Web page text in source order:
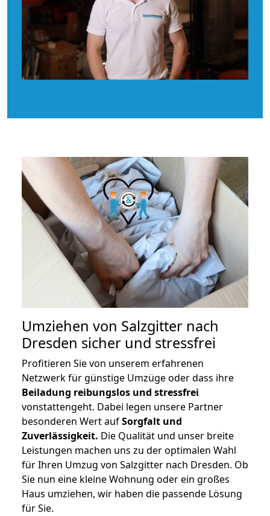
Umziehen von Salzgitter nach
Dresden sicher und stressfrei
Profitieren Sie von unserem erfahrenen
Netzwerk für günstige Umzüge oder dass ihre
Beiladung reibungslos und stressfrei
vonstattengeht. Dabei legen unsere Partner
besonderen Wert aufSorgfalt und
Zuverlässigkeit. Die Qualität und unser breite
Leistungen machen uns zu der optimalen Wahl
für Ihren Umzug von Salzgitter nach Dresden. Ob
Sie nun eine kleine Wohnung oder ein großes
Haus umziehen, wir haben die passende Lösung
für Sie.